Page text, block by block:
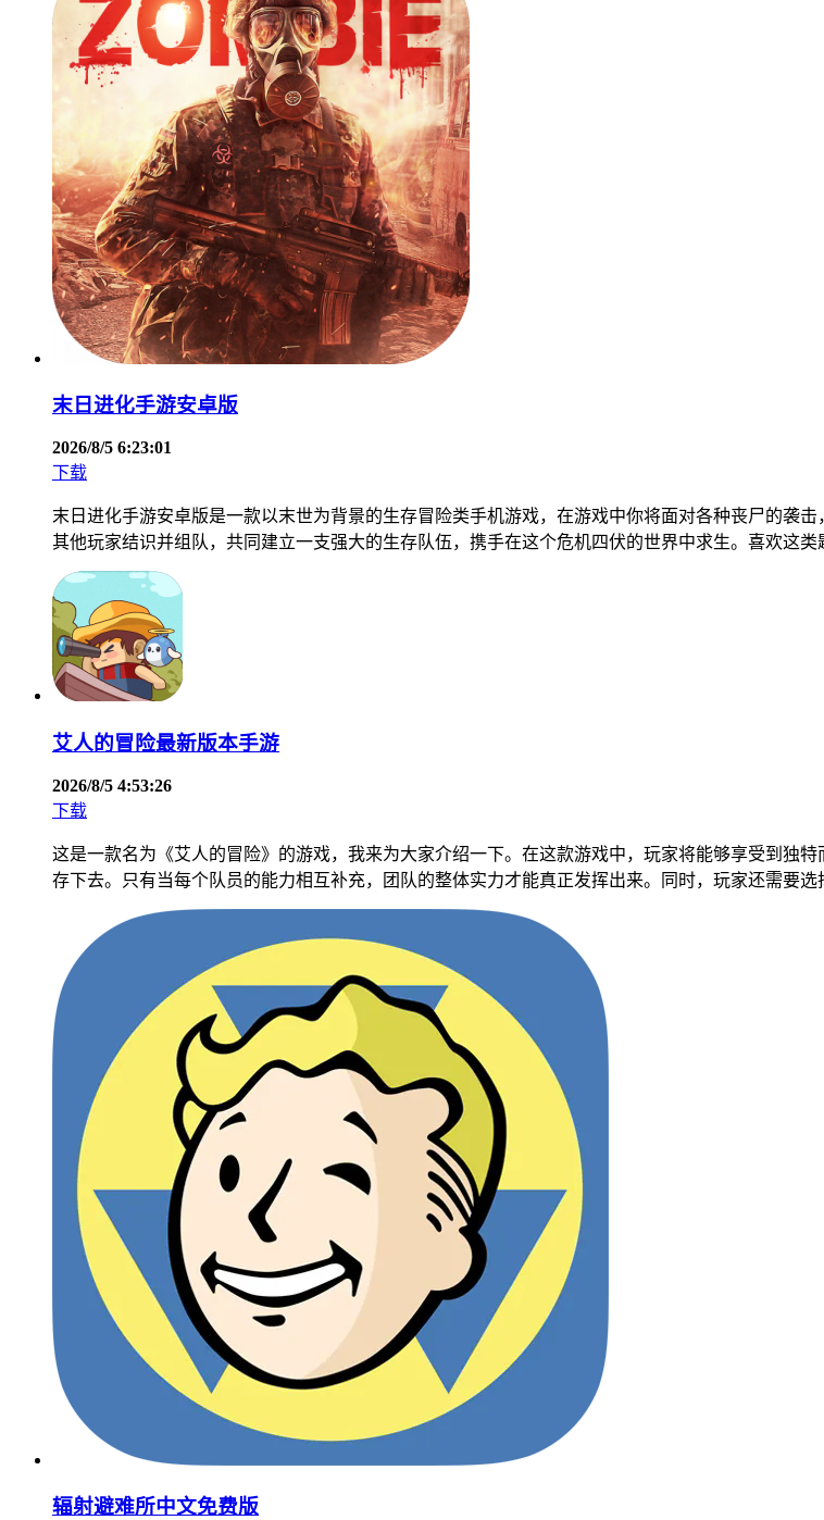
末日进化手游安卓版
2026/8/5 6:23:01
下载
末日进化手游安卓版是一款以末世为背景的生存冒险类手机游戏，在游戏中你将面对各种丧尸的袭
其他玩家结识并组队，共同建立一支强大的生存队伍，携手在这个危机四伏的世界中求生。喜欢这类
艾人的冒险最新版本手游
2026/8/5 4:53:26
下载
这是一款名为《艾人的冒险》的游戏，我来为大家介绍一下。在这款游戏中，玩家将能够享受到独
存下去。只有当每个队员的能力相互补充，团队的整体实力才能真正发挥出来。同时，玩家还需要
辐射避难所中文免费版